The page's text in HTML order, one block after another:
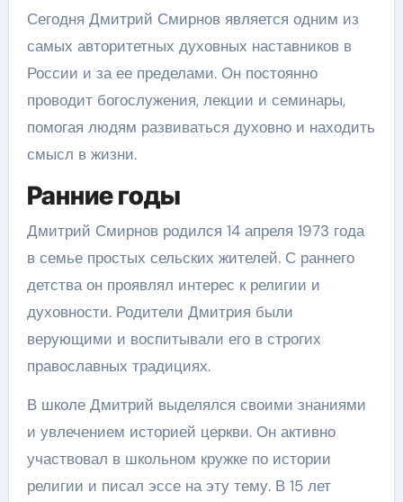
Сегодня Дмитрий Смирнов является одним из
самых авторитетных духовных наставников в
России и за ее пределами. Он постоянно
проводит богослужения, лекции и семинары,
помогая людям развиваться духовно и находить
смысл в жизни.
Ранние годы
Дмитрий Смирнов родился 14 апреля 1973 года
в семье простых сельских жителей. С раннего
детства он проявлял интерес к религии и
духовности. Родители Дмитрия были
верующими и воспитывали его в строгих
православных традициях.
В школе Дмитрий выделялся своими знаниями
и увлечением историей церкви. Он активно
участвовал в школьном кружке по истории
религии и писал эссе на эту тему. В 15 лет